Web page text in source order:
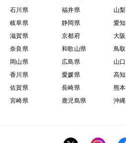
保存環境にもよりますが、目安
月ほどお楽しみいただけます。
※高温・多湿の場所を避け、風
してください。
石川県
福井県 山
岐阜県
静岡県 愛
滋賀県
京都府 大
奈良県
和歌山県 鳥
岡山県
広島県 山
香川県
愛媛県 高
佐賀県
長崎県 熊
宮崎県
鹿児島県 沖